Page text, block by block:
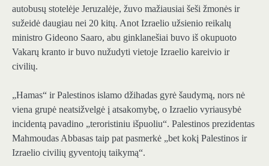
autobusų stotelėje Jeruzalėje, žuvo mažiausiai šeši žmonės ir
sužeidė daugiau nei 20 kitų. Anot Izraelio užsienio reikalų
ministro Gideono Saaro, abu ginklanešiai buvo iš okupuoto
Vakarų kranto ir buvo nužudyti vietoje Izraelio kareivio ir
civilių.
„Hamas“ ir Palestinos islamo džihadas gyrė šaudymą, nors nė
viena grupė neatsižvelgė į atsakomybę, o Izraelio vyriausybė
incidentą pavadino „teroristiniu išpuoliu“. Palestinos prezidentas
Mahmoudas Abbasas taip pat pasmerkė „bet kokį Palestinos ir
Izraelio civilių gyventojų taikymą“.